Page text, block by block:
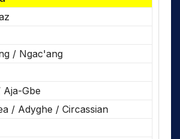
/ Ngac'ang
Aja-Gbe
/ Adyghe / Circassian